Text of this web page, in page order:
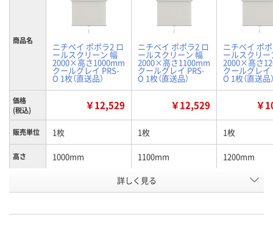
商品名
ニチベイ ポポラ2 ロ
ールスクリーン 幅
2000×高さ1000mm
クールグレイ PRS-
O 1枚（直送品）
ニチベイ ポポラ2 ロ
ールスクリーン 幅
2000×高さ1100mm
クールグレイ PRS-
O 1枚（直送品）
ニチベイ ポ
ールスクリー
2000×高さ
クールグレイ
O 1枚（直送品
価格
(税込)
￥12,529 ￥12,529 ￥
販売単位 1枚 1枚 1枚
高さ 1000mm 1100mm 1200mm
P831089 P831091
詳しく見る